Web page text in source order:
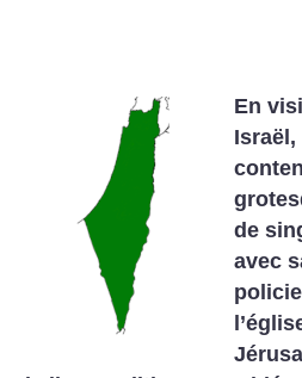
En
Israël,
de
avec